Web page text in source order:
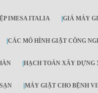
IMESA ITALIA |GIÁ MÁY
|CÁC MÔ HÌNH GIẶT CÔNG
|HẠCH TOÁN XÂY DỰNG
|MÁY GIẶT CHO BỆNH